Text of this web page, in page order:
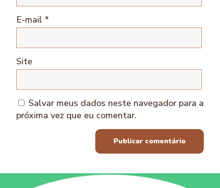
E-mail *
Site
Salvar meus dados neste navegador para a
próxima vez que eu comentar.